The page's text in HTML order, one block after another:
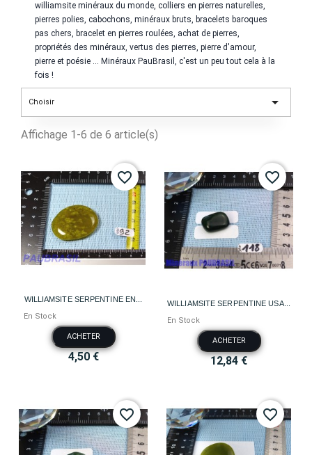
williamsite minéraux du monde, colliers en pierres naturelles,
pierres polies, cabochons, minéraux bruts, bracelets baroques
pas chers, bracelet en pierres roulées, achat de pierres,
propriétés des minéraux, vertus des pierres, pierre d'amour,
pierre et poésie ... Minéraux PauBrasil, c'est un peu tout cela à la
fois !
Choisir 
Affichage 1-6 de 6 article(s)
WILLIAMSITE SERPENTINE EN...
En Stock
ACHETER
4,50 €
favorite_border
WILLIAMSITE SERPENTINE USA...
En Stock
ACHETER
12,84 €
favorite_border
favorite_border favorite_border